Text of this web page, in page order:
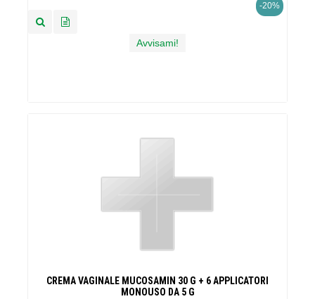
-20%
Avvisami!
CREMA VAGINALE MUCOSAMIN 30 G + 6 APPLICATORI
MONOUSO DA 5 G